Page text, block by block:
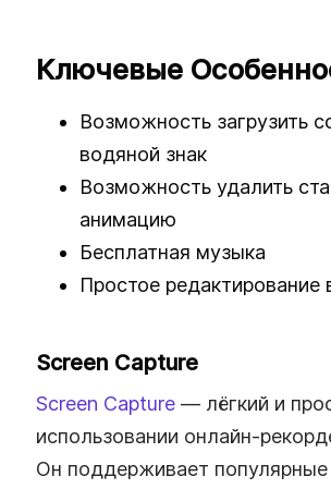
Ключевые
Возможность загрузить
водяной знак
Возможность удалить
анимацию
Бесплатная музыка
Простое редактирование
Screen Capture
Screen Capture — лёгкий и
использовании
Он поддерживает популярные